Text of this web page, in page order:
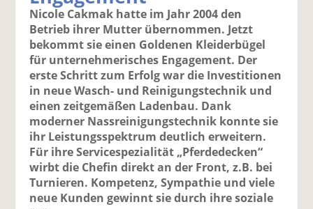
Nicole Cakmak hatte im Jahr 2004 den
Betrieb ihrer Mutter übernommen. Jetzt
bekommt sie einen Goldenen Kleiderbügel
für unternehmerisches Engagement. Der
erste Schritt zum Erfolg war die Investitionen
in neue Wasch- und Reinigungstechnik und
einen zeitgemäßen Ladenbau. Dank
moderner Nassreinigungstechnik konnte sie
ihr Leistungsspektrum deutlich erweitern.
Für ihre Servicespezialität „Pferdedecken“
wirbt die Chefin direkt an der Front, z.B. bei
Turnieren. Kompetenz, Sympathie und viele
neue Kunden gewinnt sie durch ihre soziale